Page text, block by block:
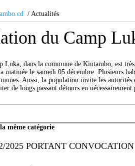
/ Actualités
du Camp
Luka, dans la commune de Kintambo, est
matinée le samedi 05 décembre. Plusieurs
Aussi, la population invite les
de longs passant détours en
même catégorie
2025 PORTANT